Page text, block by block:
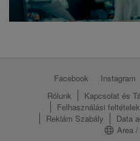
Facebook Instagram
Rólunk
Kapcsolat és
Felhasználási feltételek
Reklám Szabály
Data
Area